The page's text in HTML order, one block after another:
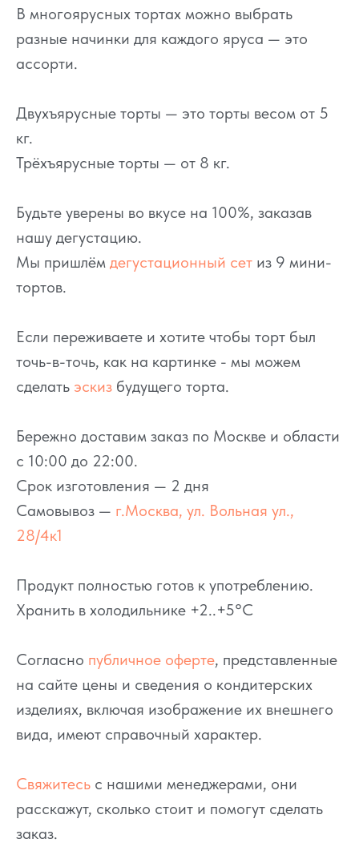
В многоярусных тортах можно выбрать
разные начинки для каждого яруса — это
ассорти.
Двухъярусные торты — это торты весом от 5
кг.
Трёхъярусные торты — от 8 кг.
Будьте уверены во вкусе на 100%, заказав
нашу дегустацию.
Мы пришлём дегустационный сет из 9 мини-
тортов.
Если переживаете и хотите чтобы торт был
точь-в-точь, как на картинке - мы можем
сделать эскиз будущего торта.
Бережно доставим заказ по Москве и области
с 10:00 до 22:00.
Срок изготовления — 2 дня
Самовывоз — г.Москва, ул. Вольная ул.,
28/4к1
Продукт полностью готов к употреблению.
Хранить в холодильнике +2..+5°C
Согласно публичное оферте, представленные
на сайте цены и сведения о кондитерских
изделиях, включая изображение их внешнего
вида, имеют справочный характер.
Свяжитесь с нашими менеджерами, они
расскажут, сколько стоит и помогут сделать
заказ.